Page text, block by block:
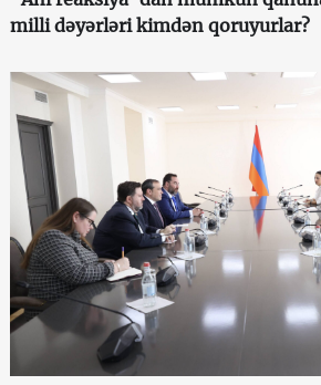
milli dəyərləri kimdən qoruyurlar?